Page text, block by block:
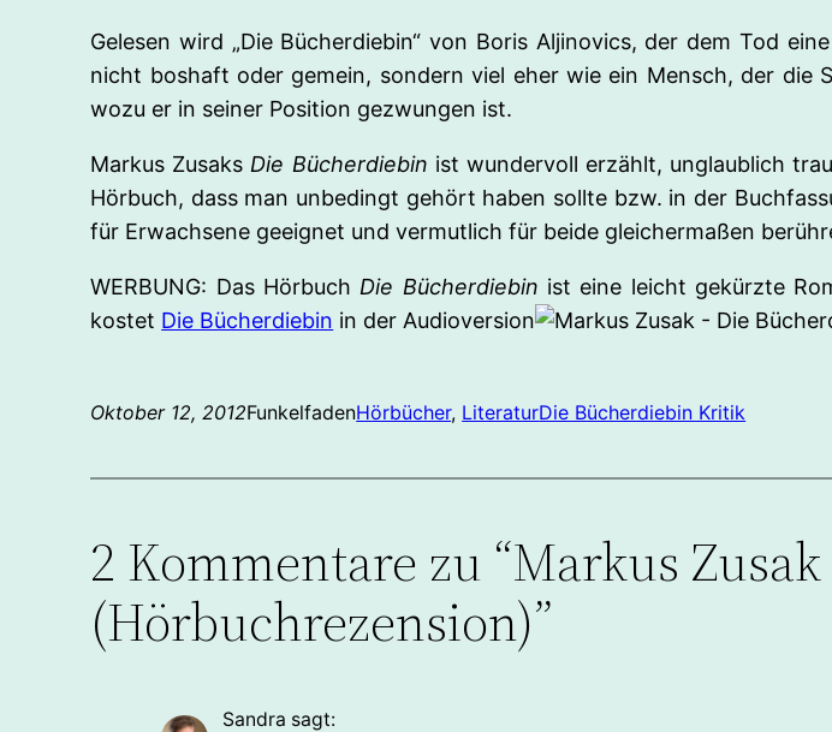
Gelesen wird „Die Bücherdiebin“ von Boris Aljinovics, der dem Tod
nicht boshaft oder gemein, sondern viel eher wie ein Mensch, der
wozu er in seiner Position gezwungen ist.
Markus Zusaks Die Bücherdiebin ist wundervoll erzählt, unglaublich
Hörbuch, dass man unbedingt gehört haben sollte bzw. in der
für Erwachsene geeignet und vermutlich für beide gleichermaßen
WERBUNG: Das Hörbuch Die Bücherdiebin ist eine leicht gekürzte
kostet Die Bücherdiebin in der Audioversion
Oktober 12, 2012FunkelfadenHörbücher, LiteraturDie Bücherdiebin Kritik
2 Kommentare zu “Markus
(Hörbuchrezension)”
Sandra sagt: